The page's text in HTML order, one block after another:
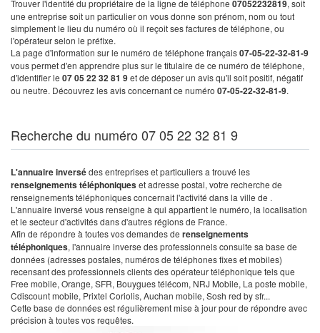
Trouver l'identité du propriétaire de la ligne de téléphone 07052232819, soit
une entreprise soit un particulier on vous donne son prénom, nom ou tout
simplement le lieu du numéro où il reçoit ses factures de téléphone, ou
l'opérateur selon le préfixe.
La page d'information sur le numéro de téléphone français07-05-22-32-81-9
vous permet d'en apprendre plus sur le titulaire de ce numéro de téléphone,
d'identifier le 07 05 22 32 81 9et de déposer un avis qu'il soit positif, négatif
ou neutre. Découvrez les avis concernant ce numéro 07-05-22-32-81-9.
Recherche du numéro 07 05 22 32 81 9
L'annuaire inversédes entreprises et particuliers a trouvé les
renseignements téléphoniqueset adresse postal, votre recherche de
renseignements téléphoniques concernait l'activité dans la ville de .
L'annuaire inversé vous renseigne à qui appartient le numéro, la localisation
et le secteur d'activités dans d'autres régions de France.
Afin de répondre à toutes vos demandes de renseignements
téléphoniques, l'annuaire inverse des professionnels consulte sa base de
données (adresses postales, numéros de téléphones fixes et mobiles)
recensant des professionnels clients des opérateur téléphonique tels que
Free mobile, Orange, SFR, Bouygues télécom, NRJ Mobile, La poste mobile,
Cdiscount mobile, Prixtel Coriolis, Auchan mobile, Sosh red by sfr...
Cette base de données est régulièrement mise à jour pour de répondre avec
précision à toutes vos requêtes.